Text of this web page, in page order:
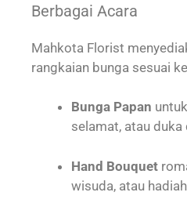
Berbagai Acara
Mahkota Florist
rangkaian bunga sesuai
Bunga Papan
selamat, atau duka
Hand Bouquet
wisuda, atau